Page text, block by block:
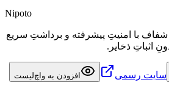
Nipoto
با امنیتِ پیشرفته و برداشتِ سریع
اثباتِ ذخایر.
سایت رسمی افزودن به واچ‌لیست